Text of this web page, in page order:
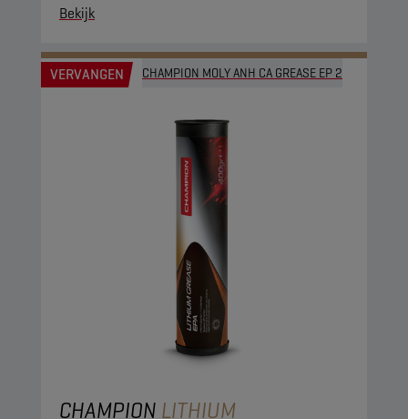
Bekijk
VERVANGEN CHAMPION MOLY ANH CA GREASE EP 2
CHAMPION LITHIUM